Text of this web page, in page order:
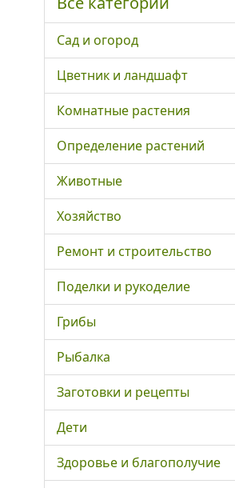
Сад и огород
Цветник и ландшафт
Комнатные растения
Определение растений
Животные
Хозяйство
Ремонт и строительство
Поделки и рукоделие
Грибы
Рыбалка
Заготовки и рецепты
Дети
Здоровье и благополучие